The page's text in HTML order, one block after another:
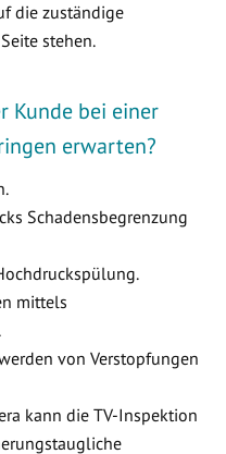
die zuständige
stehen.
Kunde bei einer
erwarten?
Schadensbegrenzung
mittels
von Verstopfungen
kann die TV-Inspektion